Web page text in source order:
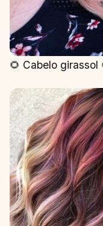
🌻 Cabelo girassol